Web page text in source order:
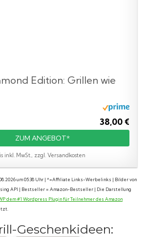
Edition: Grillen wie
38,00 €
ZUM ANGEBOT*
inkl. MwSt., zzgl. Versandkosten
um 05:38 Uhr | *=Affiliate Links-Werbelinks | Bilder von
API | Bestseller = Amazon-Bestseller | Die Darstellung
dem #1 Wordpress Plugin für Teilnehmer des Amazon
Geschenkideen: